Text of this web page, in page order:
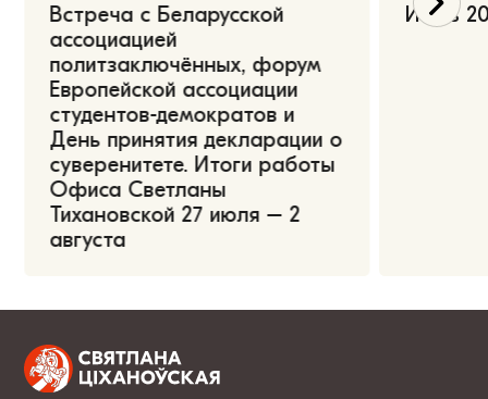
Встреча с Беларусской
ассоциацией
политзаключённых, форум
Европейской ассоциации
студентов-демократов и
День принятия декларации о
суверенитете. Итоги работы
Офиса Светланы
Тихановской 27 июля – 2
августа
Июль